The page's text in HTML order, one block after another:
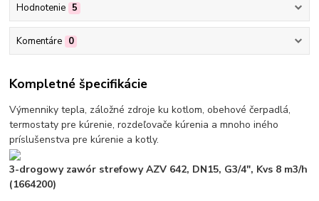
Hodnotenie 5
Komentáre 0
Kompletné špecifikácie
Výmenniky tepla, záložné zdroje ku kotlom, obehové čerpadlá,
termostaty pre kúrenie, rozdeľovače kúrenia a mnoho iného
príslušenstva pre kúrenie a kotly.
3-drogowy zawór strefowy AZV 642, DN15, G3/4", Kvs 8 m3/h
(1664200)